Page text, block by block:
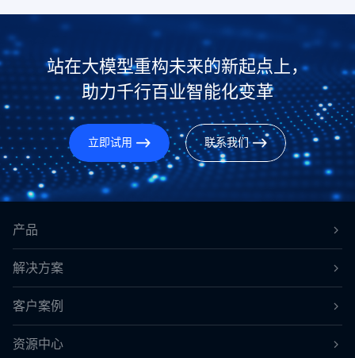
站在大模型重构未来的新起点上，
助力千行百业智能化变革
立即试用 联系我们
产品
解决方案
客户案例
资源中心